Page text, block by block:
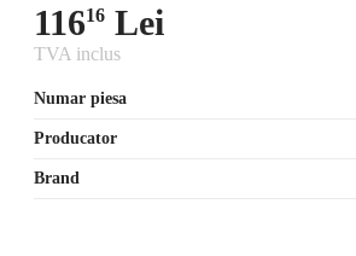
11616 Lei
TVA inclus
Numar piesa
Producator
Brand